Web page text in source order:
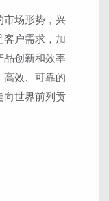
市场形势，兴
客户需求，加
品创新和效率
高效、可靠的
向世界前列贡